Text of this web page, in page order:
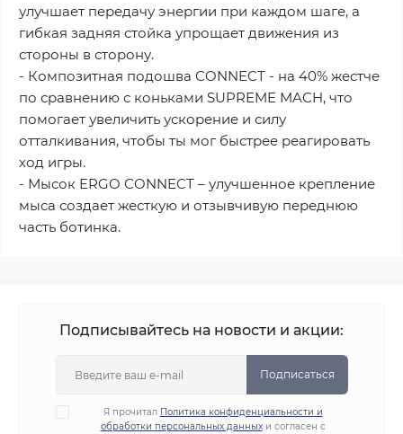
улучшает передачу энергии при каждом шаге, а
гибкая задняя стойка упрощает движения из
стороны в сторону.
- Композитная подошва CONNECT - на 40% жестче
по сравнению с коньками SUPREME MACH, что
помогает увеличить ускорение и силу
отталкивания, чтобы ты мог быстрее реагировать
ход игры.
- Мысок ERGO CONNECT – улучшенное крепление
мыса создает жесткую и отзывчивую переднюю
часть ботинка.
Подписывайтесь на новости и акции:
Подписаться
Я прочитал Политика конфиденциальности и
обработки персональных данныхи согласен с